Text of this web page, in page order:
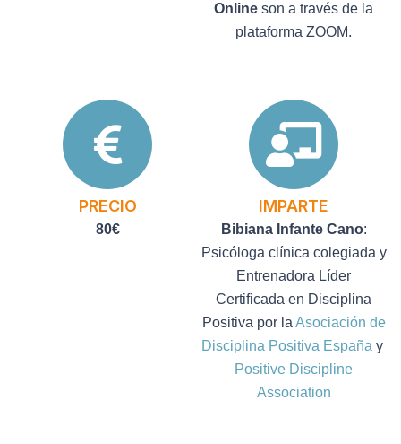
Online son a través de la
plataforma ZOOM.
PRECIO
80€
IMPARTE
Bibiana Infante Cano:
Psicóloga clínica colegiada y
Entrenadora Líder
Certificada en Disciplina
Positiva por laAsociación de
Disciplina Positiva Españay
Positive Discipline
Association